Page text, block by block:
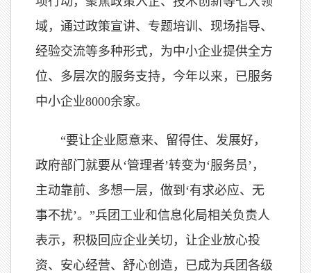
域，通过政策宣讲、专题培训、现场指导、
经验交流等多种形式，为中小企业提供全方
位、多层次的服务支持，今年以来，已服务
中小企业8000余家。
“要让企业愿意来、留得住、发展好，
政府部门就要从‘管理者’转变为‘服务员’，
主动靠前、多想一层，做到‘有求必应、无
事不扰’。”兵团工业和信息化局相关负责人
表示，积极回应企业关切，让企业放心投
资、安心经营、舒心创造，已成为兵团各级